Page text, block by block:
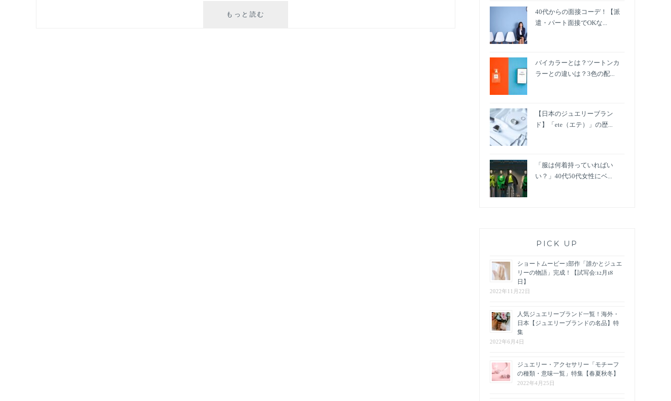
もっと読む
40代からの面接コーデ！【派
遣・パート面接でOKな...
バイカラーとは？ツートンカ
ラーとの違いは？3色の配...
【日本のジュエリーブラン
ド】「ete（エテ）」の歴...
「服は何着持っていればい
い？」40代50代女性にベ...
PICK UP
ショートムービー3部作「誰かとジュエ
リーの物語」完成！【試写会:12月18
日】
2022年11月22日
人気ジュエリーブランド一覧！海外・
日本【ジュエリーブランドの名品】特
集
2022年6月4日
ジュエリー・アクセサリー「モチーフ
の種類・意味一覧」特集【春夏秋冬】
2022年4月25日